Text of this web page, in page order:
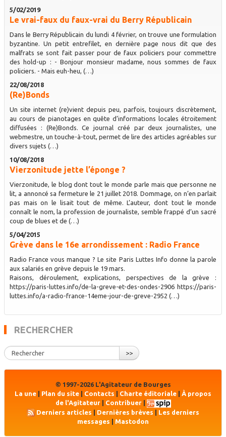
5/02/2019
Le vrai-faux du faux-vrai du Berry Républicain
Dans le Berry Républicain du lundi 4 février, on trouve une formulation
byzantine. Un petit entrefilet, en dernière page nous dit que des
malfrats se sont fait passer pour de faux policiers pour commettre
des hold-up : - Bonjour monsieur madame, nous sommes de faux
policiers. - Mais euh-heu, (…)
22/08/2018
(Re)Bonds
Un site internet (re)vient depuis peu, parfois, toujours discrètement,
au cours de pianotages en quête d’informations locales étroitement
diffusées : (Re)Bonds. Ce journal créé par deux journalistes, une
webmestre, un touche-à-tout, permet de lire des articles agréables sur
divers sujets (…)
10/08/2018
Vierzonitude jette l’éponge ?
Vierzonitude, le blog dont tout le monde parle mais que personne ne
lit, a annoncé sa fermeture le 21 juillet 2018. Dommage, on n’en parlait
pas mais on le lisait tout de même. L’auteur, dont tout le monde
connaît le nom, la profession de journaliste, semble frappé d’un sacré
coup de blues et de (…)
5/04/2015
Grève dans le 16e arrondissement : Radio France
Radio France vous manque ? Le site Paris Luttes Info donne la parole
aux salariés en grève depuis le 19 mars.
Raisons, déroulement, explications, perspectives de la grève :
https://paris-luttes.info/de-la-greve-et-des-ondes-2906 https://paris-
luttes.info/a-radio-france-14eme-jour-de-greve-2952 (…)
RECHERCHER
>>
© 1997-2026 L'Agitateur de Bourges
La une
Plan du site Contacts Charte éditoriale
À propos
de l'Agitateur| Contribuer|
Derniers articles | Dernières brèves | Les derniers
messages
Mastodon